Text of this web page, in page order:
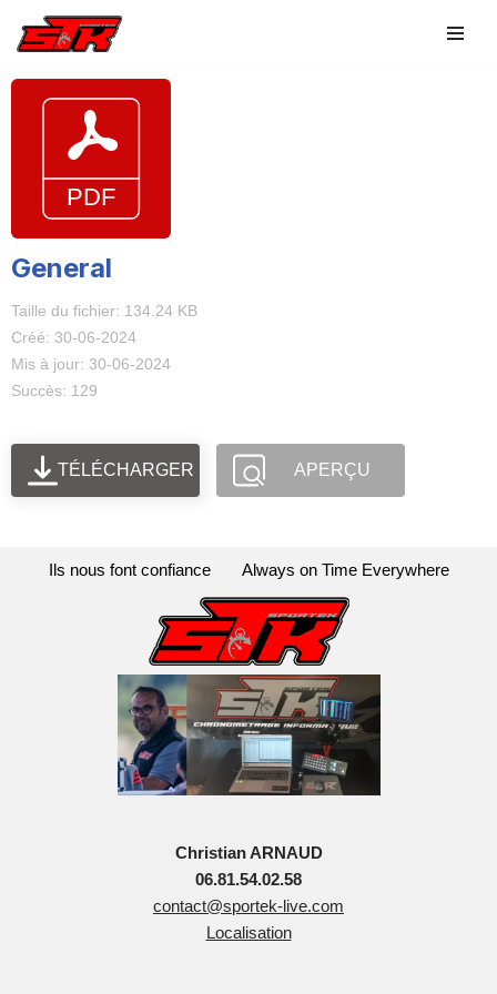
contenu
General
Taille du fichier: 134.24 KB
Créé: 30-06-2024
Mis à jour: 30-06-2024
Succès: 129
TÉLÉCHARGER APERÇU
Ils nous font confiance Always on Time Everywhere
Christian ARNAUD
06.81.54.02.58
contact@sportek-live.com
Localisation